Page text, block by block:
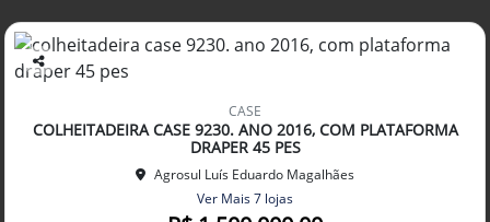
Co
arti
lhe
CASE
COLHEITADEIRA CASE 9230. ANO 2016, COM PLATAFORMA
DRAPER 45 PES
Agrosul Luís Eduardo Magalhães
Ver Mais 7 lojas